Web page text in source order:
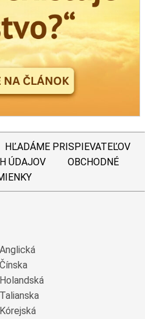
HĽADÁME PRISPIEVATEĽOV
ÚDAJOV
OBCHODNÉ
Anglická
Čínska
Holandská
Talianska
Kórejská